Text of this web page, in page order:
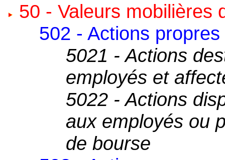
50 - Valeurs mobilières
502 - Actions propres
5021 - Actions
employés et
5022 - Actions
aux employés ou
de bourse